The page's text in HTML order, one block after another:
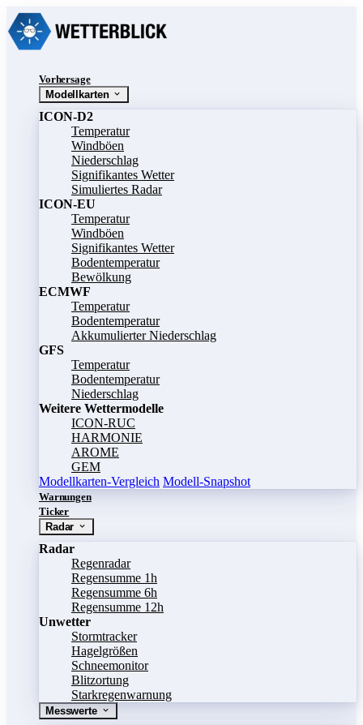
Vorhersage
Modellkarten
ICON-D2
Temperatur
Windböen
Niederschlag
Signifikantes Wetter
Simuliertes Radar
ICON-EU
Temperatur
Windböen
Signifikantes Wetter
Bodentemperatur
Bewölkung
ECMWF
Temperatur
Bodentemperatur
Akkumulierter Niederschlag
GFS
Temperatur
Bodentemperatur
Niederschlag
Weitere Wettermodelle
ICON-RUC
HARMONIE
AROME
GEM
Modellkarten-Vergleich Modell-Snapshot
Warnungen
Ticker
Radar
Radar
Regenradar
Regensumme 1h
Regensumme 6h
Regensumme 12h
Unwetter
Stormtracker
Hagelgrößen
Schneemonitor
Blitzortung
Starkregenwarnung
Messwerte